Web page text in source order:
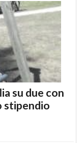
su due con
stipendio